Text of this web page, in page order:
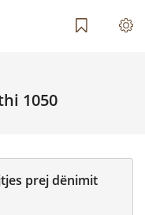
1050
prej dënimit